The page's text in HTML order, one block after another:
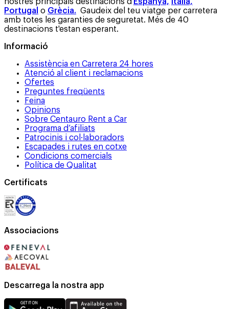
nostres principals destinacions d' Espanya,
Itàlia,
Portugal o Grècia. Gaudeix del teu viatge per carretera
amb totes les garanties de seguretat. Més de 40
destinacions t'estan esperant.
Informació
Assistència en Carretera 24 hores
Atenció al client i reclamacions
Ofertes
Preguntes freqüents
Feina
Opinions
Sobre Centauro Rent a Car
Programa d’afiliats
Patrocinis i col·laboradors
Escapades i rutes en cotxe
Condicions comercials
Política de Qualitat
Certificats
Associacions
Descarrega la nostra app